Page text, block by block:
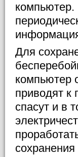
компьютер.
Для
компьютер
приводят к
спасут и в